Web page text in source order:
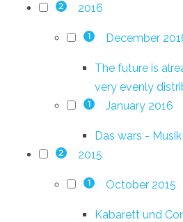
2 2016
1 December
The future is
very evenly
1 January 2016
Das wars - Musik
2 2015
1 October 2015
Kabarett und